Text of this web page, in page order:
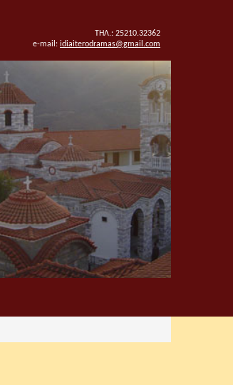
ΤΗΛ.: 25210.32362
e-mail: idiaiterodramas@gmail.com